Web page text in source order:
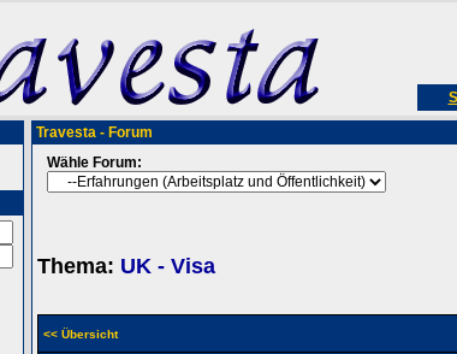
Travesta - Forum
Wähle Forum:
Thema: UK - Visa
<< Übersicht